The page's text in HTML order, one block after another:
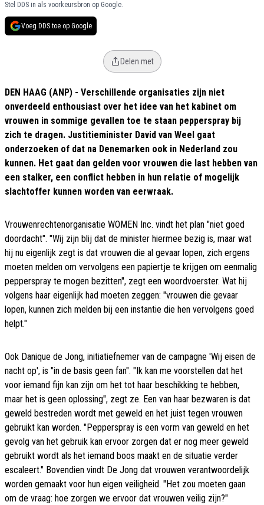
Stel DDS in als voorkeursbron op Google.
Voeg DDS toe op Google
Delen met
DEN HAAG (ANP) - Verschillende organisaties zijn niet
onverdeeld enthousiast over het idee van het kabinet om
vrouwen in sommige gevallen toe te staan pepperspray bij
zich te dragen. Justitieminister David van Weel gaat
onderzoeken of dat na Denemarken ook in Nederland zou
kunnen. Het gaat dan gelden voor vrouwen die last hebben van
een stalker, een conflict hebben in hun relatie of mogelijk
slachtoffer kunnen worden van eerwraak.
Vrouwenrechtenorganisatie WOMEN Inc. vindt het plan "niet goed
doordacht". "Wij zijn blij dat de minister hiermee bezig is, maar wat
hij nu eigenlijk zegt is dat vrouwen die al gevaar lopen, zich ergens
moeten melden om vervolgens een papiertje te krijgen om eenmalig
pepperspray te mogen bezitten", zegt een woordvoerster. Wat hij
volgens haar eigenlijk had moeten zeggen: "vrouwen die gevaar
lopen, kunnen zich melden bij een instantie die hen vervolgens goed
helpt."
Ook Danique de Jong, initiatiefnemer van de campagne 'Wij eisen de
nacht op', is "in de basis geen fan". "Ik kan me voorstellen dat het
voor iemand fijn kan zijn om het tot haar beschikking te hebben,
maar het is geen oplossing", zegt ze. Een van haar bezwaren is dat
geweld bestreden wordt met geweld en het juist tegen vrouwen
gebruikt kan worden. "Pepperspray is een vorm van geweld en het
gevolg van het gebruik kan ervoor zorgen dat er nog meer geweld
gebruikt wordt als het iemand boos maakt en de situatie verder
escaleert." Bovendien vindt De Jong dat vrouwen verantwoordelijk
worden gemaakt voor hun eigen veiligheid. "Het zou moeten gaan
om de vraag: hoe zorgen we ervoor dat vrouwen veilig zijn?"